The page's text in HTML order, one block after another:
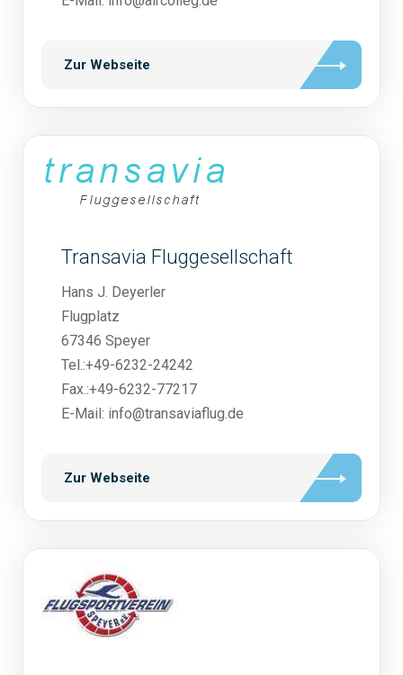
Zur Webseite
Transavia Fluggesellschaft
Hans J. Deyerler
Flugplatz
67346 Speyer
Tel.:+49-6232-24242
Fax.:+49-6232-77217
E-Mail: info@transaviaflug.de
Zur Webseite